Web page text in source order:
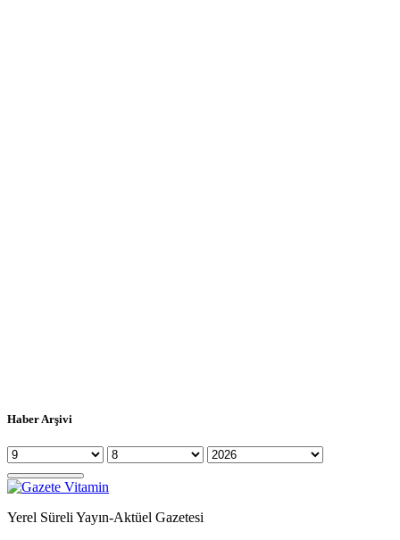
Haber Arşivi
Yerel Süreli Yayın-Aktüel Gazetesi